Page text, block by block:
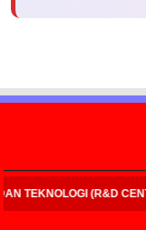
Jalan Tgk. Chik Dipineung